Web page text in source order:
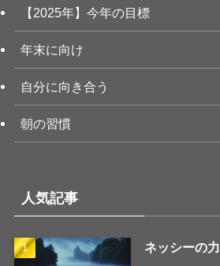
【2025年】今年の目標
年末に向け
自分に向き合う
朝の習慣
人気記事
ネッシーの力